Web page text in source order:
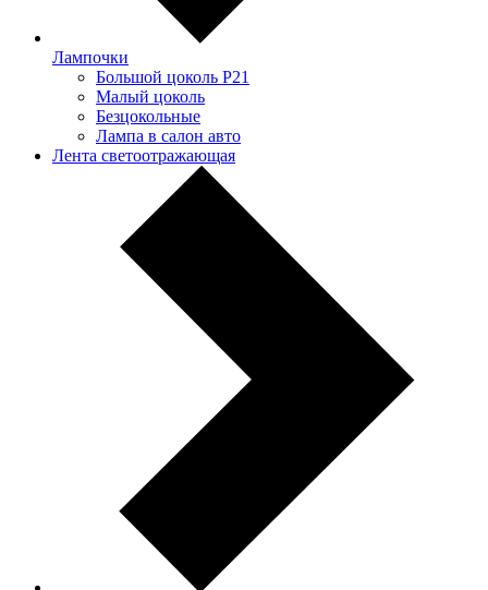
Лампочки
Большой цоколь P21
Малый цоколь
Безцокольные
Лампа в салон авто
Лента светоотражающая